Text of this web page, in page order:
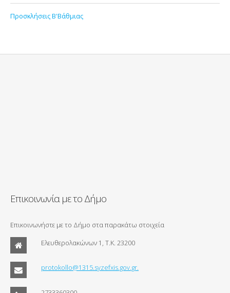
Προσκλήσεις Β'Βάθμιας
Επικοινωνία με το Δήμο
Επικοινωνήστε με το Δήμο στα παρακάτω στοιχεία
Ελευθερολακώνων 1, Τ.Κ. 23200
protokollo@1315.syzefxis.gov.gr.